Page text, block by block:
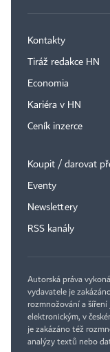
Kontakty
Tiráž redakce HN
Economia
Kariéra v HN
Ceník inzerce
Koupit / darovat
Eventy
Newslettery
RSS kanály
Autorská práva
vydavatele je
rozmnožování a
elektronickým, v
je zakázáno též
analýzy textů nebo